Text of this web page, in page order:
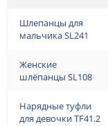
Шлепанцы для
мальчика SL241
Женские
шлёпанцы SL108
Нарядные туфли
для девочки TF41.2